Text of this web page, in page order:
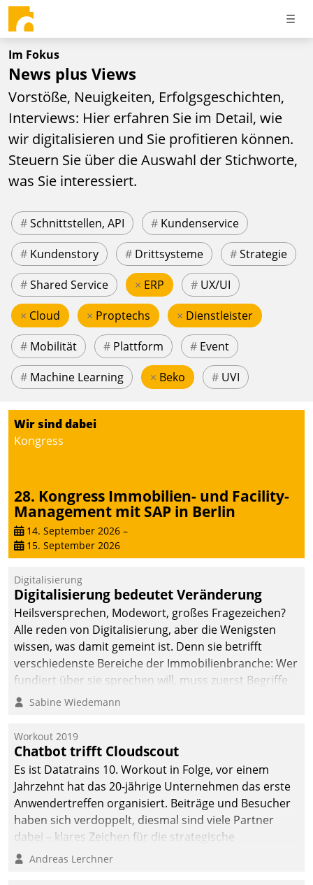
Im Fokus
News plus Views
Vorstöße, Neuigkeiten, Erfolgsgeschichten,
Interviews: Hier erfahren Sie im Detail, wie
wir digitalisieren und Sie profitieren können.
Steuern Sie über die Auswahl der Stichworte,
was Sie interessiert.
#Schnittstellen, API # Kundenservice
# Kundenstory # Drittsysteme #Strategie
#Shared Service × ERP # UX/UI
× Cloud × Proptechs × Dienstleister
# Mobilität # Plattform # Event
# Machine Learning × Beko # UVI
Wir sind dabei
Kongress
28. Kongress Immobilien- und Facility-
Management mit SAP in Berlin
14. September 2026 –
15. September 2026
Digitalisierung
Digitalisierung bedeutet Veränderung
Heilsversprechen, Modewort, großes Fragezeichen?
Alle reden von Digitalisierung, aber die Wenigsten
wissen, was damit gemeint ist. Denn sie betrifft
verschiedenste Bereiche der Immobilienbranche: Wer
fundiert über sie sprechen will, muss zuerst Begriffe
klären. Ein Aspekt ist die betriebliche Optimierung:
Einsparungen durch optimierte und automatisierte
Prozesse. Doch man darf nicht zu viel erwarten: Allein
mit der Einführung einer neuen Software ist es nicht
getan. Die Digitalisierung erfordert von Unternehmen
die Bereitschaft, sich zu überprüfen, zu hinterfragen
und zu verändern.
Sabine Wiedemann
Workout 2019
Chatbot trifft Cloudscout
Es ist Datatrains 10. Workout in Folge, vor einem
Jahrzehnt hat das 20-jährige Unternehmen das erste
Anwendertreffen organisiert. Beiträge und Besucher
haben sich verdoppelt, diesmal sind viele Partner
dabei – klares Zeichen für die strategische
Fokussierung auf den Kunden.
Andreas Lerchner